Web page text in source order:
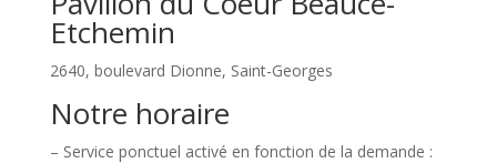
Etchemin
2640, boulevard Dionne, Saint-Georges
Notre horaire
– Service ponctuel activé en fonction de la demande :